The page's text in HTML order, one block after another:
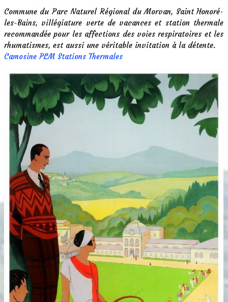
Commune du Parc Naturel Régional du Morvan, Saint Honoré-
les-Bains, villégiature verte de vacances et station thermale
recommandée pour les affections des voies respiratoires et les
rhumatismes, est aussi une véritable invitation à la détente.
Camosine PLM Stations Thermales